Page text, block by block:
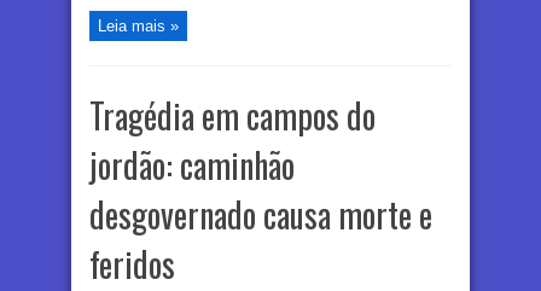
Leia mais »
Tragédia em campos do
jordão: caminhão
desgovernado causa morte e
feridos